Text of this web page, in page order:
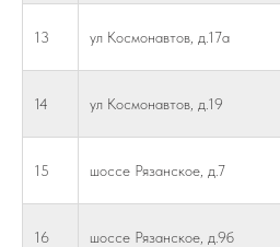
13 ул Космонавтов, д.17а
14 ул Космонавтов, д.19
15 шоссе Рязанское, д.7
16 шоссе Рязанское, д.9б